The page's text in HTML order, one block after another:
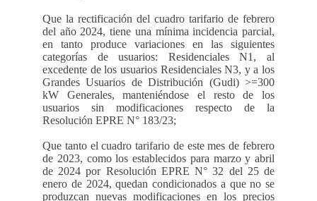
Que la rectificación del cuadro tarifario de febrero
del año 2024, tiene una mínima incidencia parcial,
en tanto produce variaciones en las siguientes
categorías de usuarios: Residenciales N1, al
excedente de los usuarios Residenciales N3, y a los
Grandes Usuarios de Distribución (Gudi) >=300
kW Generales, manteniéndose el resto de los
usuarios sin modificaciones respecto de la
Resolución EPRE N° 183/23;
Que tanto el cuadro tarifario de este mes de febrero
de 2023, como los establecidos para marzo y abril
de 2024 por Resolución EPRE N° 32 del 25 de
enero de 2024, quedan condicionados a que no se
produzcan nuevas modificaciones en los precios